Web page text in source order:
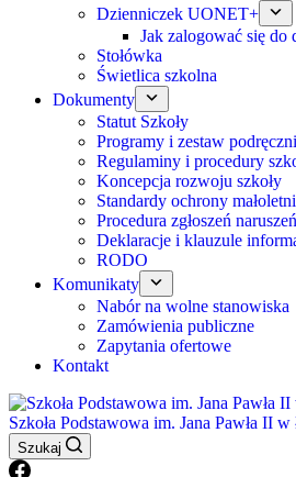
Dzienniczek UONET+
Jak zalogować się do
Stołówka
Świetlica szkolna
Dokumenty
Statut Szkoły
Programy i zestaw
Regulaminy i procedury
Koncepcja rozwoju szkoły
Standardy ochrony
Procedura zgłoszeń
Deklaracje i klauzule
RODO
Komunikaty
Nabór na wolne stanowiska
Zamówienia publiczne
Zapytania ofertowe
Kontakt
Szkoła Podstawowa im. Jana Pawła II w
Szukaj